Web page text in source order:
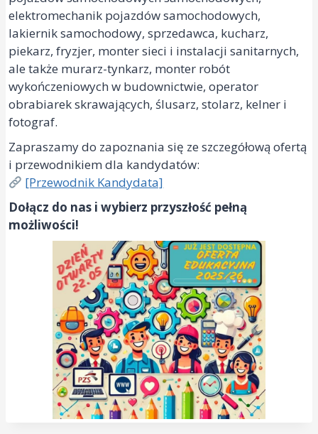
elektromechanik pojazdów samochodowych,
lakiernik samochodowy, sprzedawca, kucharz,
piekarz, fryzjer, monter sieci i instalacji sanitarnych,
ale także murarz-tynkarz, monter robót
wykończeniowych w budownictwie, operator
obrabiarek skrawających, ślusarz, stolarz, kelner i
fotograf.
Zapraszamy do zapoznania się ze szczegółową ofertą
i przewodnikiem dla kandydatów:
[Przewodnik Kandydata]
Dołącz do nas i wybierz przyszłość pełną
możliwości!